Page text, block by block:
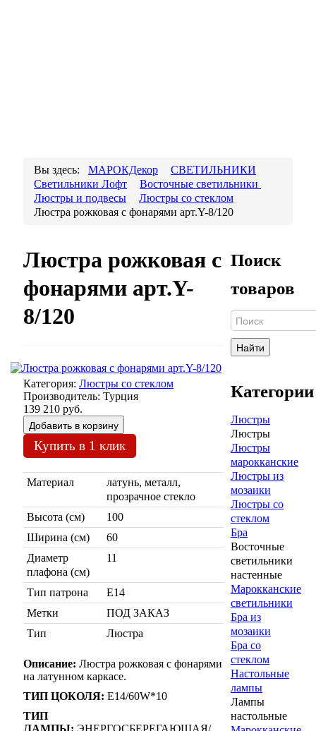
Вы здесь: МАРОКДекор
СВЕТИЛЬНИКИ
Светильники Лофт
Восточные светильники
Люстры и подвесы
Люстры со стеклом
Люстра рожковая с фонарями арт.Y-8/120
Люстра рожковая с
фонарями арт.Y-
8/120
Категория: Люстры со стеклом
Производитель: Турция
139 210 руб.
Купить в 1 клик
Материал
латунь, металл,
прозрачное стекло
Высота (см)
100
Ширина (см)
60
Диаметр
плафона (см)
11
Тип патрона
Е14
Метки
ПОД ЗАКАЗ
Тип
Люстра
Описание: Люстра рожковая с фонарями
на латунном каркасе.
ТИП ЦОКОЛЯ: Е14/60W*10
ТИП
ЛАМПЫ: ЭНЕРГОСБЕРЕГАЮЩАЯ/
Поиск
товаров
Найти
Категории
Люстры
Люстры
Люстры
марокканские
Люстры из
мозаики
Люстры со
стеклом
Бра
Восточные
светильники
настенные
Марокканские
светильники
Бра из
мозаики
Бра со
стеклом
Настольные
лампы
Лампы
настольные